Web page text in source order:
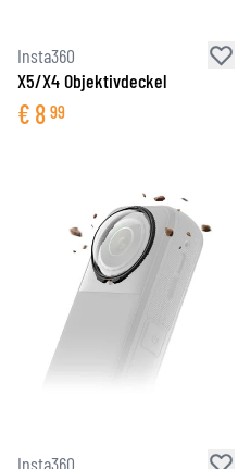
Insta360
X5/X4 Objektivdeckel
€ 8 99
Insta360